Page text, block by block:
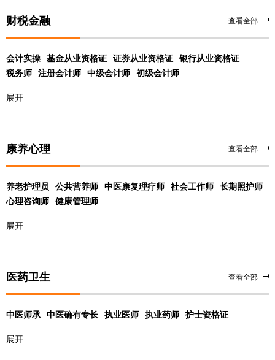
财税金融 查看全部
会计实操 基金从业资格证 证券从业资格证
银行从业资格证
税务师
注册会计师 中级会计师 初级会计师
展开
康养心理 查看全部
养老护理员 公共营养师 中医康复理疗师 社会工作师
长期照护师
心理咨询师
健康管理师
展开
医药卫生 查看全部
中医师承 中医确有专长 执业医师 执业药师 护士资格证
展开